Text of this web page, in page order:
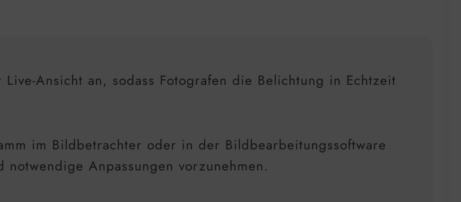
Ansicht an, sodass Fotografen die Belichtung in Echtzeit
im Bildbetrachter oder in der Bildbearbeitungssoftware
Anpassungen vorzunehmen.